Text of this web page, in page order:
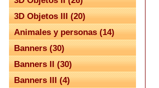
3D Objetos III (20)
Animales y personas (14)
Banners (30)
Banners II (30)
Banners III (4)